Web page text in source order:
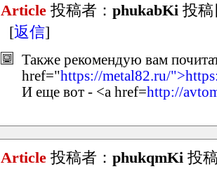
Article 投稿者： phukabKi 投稿
[返信]
Также рекомендую вам
href="https://metal82.ru/
И еще вот - <a href=http://
Article 投稿者： phukqmKi 投